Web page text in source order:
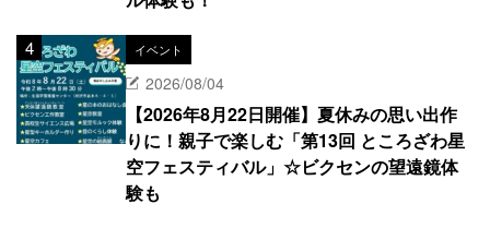
イベント
2026/08/04
【2026年8月22日開催】夏休みの思い出作
りに！親子で楽しむ「第13回 ところざわ星
空フェスティバル」☆ビクセンの望遠鏡体
験も